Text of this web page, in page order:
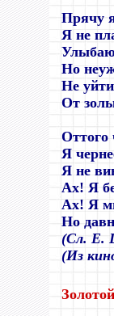
Прячу
Я не
Но
Не
От
Оттого
Я
Я не
Ах! Я
Ах! Я
Но
(Сл. Е.
(Из